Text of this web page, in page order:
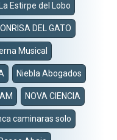
La Estirpe del Lobo
DEL GATO
Musical
Niebla Abogados
NOVA CIENCIA
caminaras solo